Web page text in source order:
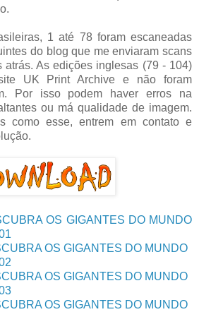
1 até 78 foram escaneadas
do blog que me enviaram scans
atrás. As edições inglesas (79 - 104)
UK Print Archive e não foram
Por isso podem haver erros na
ou má qualidade de imagem.
como esse, entrem em contato e
OS GIGANTES DO MUNDO
OS GIGANTES DO MUNDO
OS GIGANTES DO MUNDO
OS GIGANTES DO MUNDO